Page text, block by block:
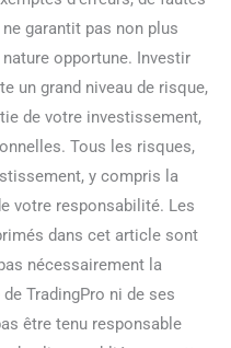
garantit pas non plus
opportune. Investir
un grand niveau de risque,
de votre investissement,
Tous les risques,
y compris la
votre responsabilité. Les
dans cet article sont
nécessairement la
TradingPro ni de ses
être tenu responsable